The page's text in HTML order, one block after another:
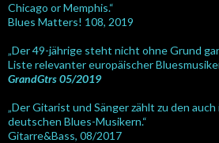
Chicago or Memphis.“
Blues Matters! 108, 2019
„Der 49-jährige steht nicht ohne Grund
Liste relevanter europäischer
GrandGtrs 05/2019
„Der Gitarist und Sänger zählt zu den
deutschen Blues-Musikern.“
Gitarre&Bass, 08/2017